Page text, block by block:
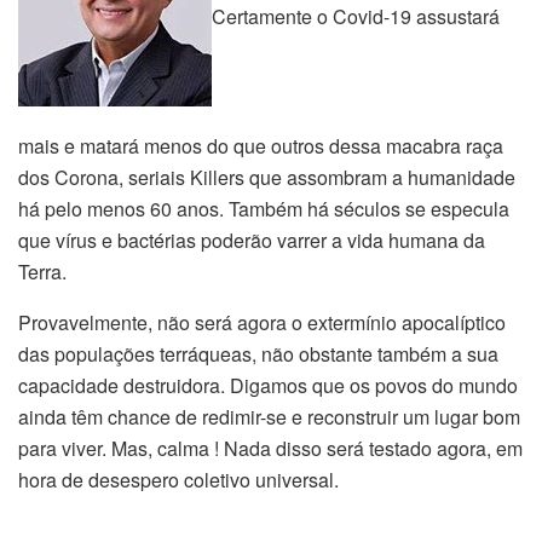
Certamente o Covid-19 assustará
mais e matará menos do que outros dessa macabra raça
dos Corona, seriais Killers que assombram a humanidade
há pelo menos 60 anos. Também há séculos se especula
que vírus e bactérias poderão varrer a vida humana da
Terra.
Provavelmente, não será agora o extermínio apocalíptico
das populações terráqueas, não obstante também a sua
capacidade destruidora. Digamos que os povos do mundo
ainda têm chance de redimir-se e reconstruir um lugar bom
para viver. Mas, calma ! Nada disso será testado agora, em
hora de desespero coletivo universal.